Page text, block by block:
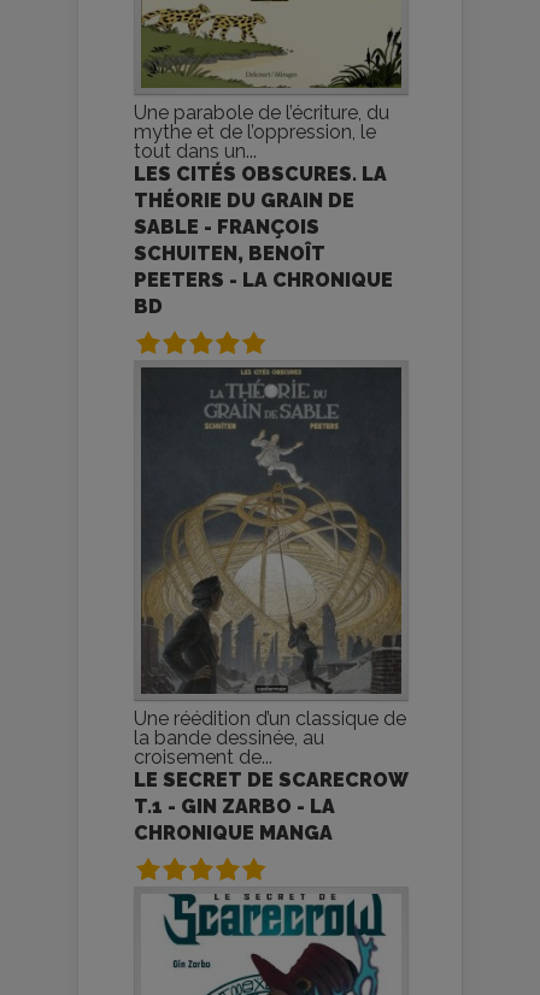
Une parabole de l’écriture, du
mythe et de l’oppression, le
tout dans un...
LES CITÉS OBSCURES. LA
THÉORIE DU GRAIN DE
SABLE - FRANÇOIS
SCHUITEN, BENOÎT
PEETERS - LA CHRONIQUE
BD
Une réédition d’un classique de
la bande dessinée, au
croisement de...
LE SECRET DE SCARECROW
T.1 - GIN ZARBO - LA
CHRONIQUE MANGA